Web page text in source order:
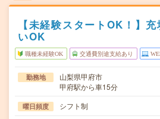
【未経験スタートOK！】
いOK
職種未経験OK 交通費別途支給あり
勤務地
山梨県甲府市
甲府駅から車15分
曜日頻度 シフト制